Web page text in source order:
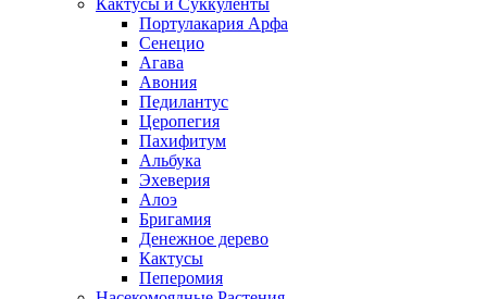
Кактусы и Суккуленты
Портулакария Арфа
Сенецио
Агава
Авония
Педилантус
Церопегия
Пахифитум
Альбука
Эхеверия
Алоэ
Бригамия
Денежное дерево
Кактусы
Пеперомия